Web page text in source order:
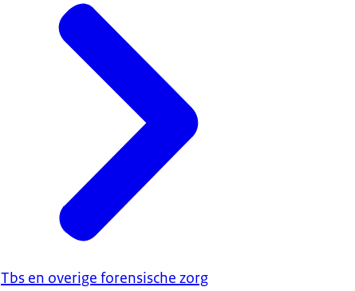
Tbs en overige forensische zorg